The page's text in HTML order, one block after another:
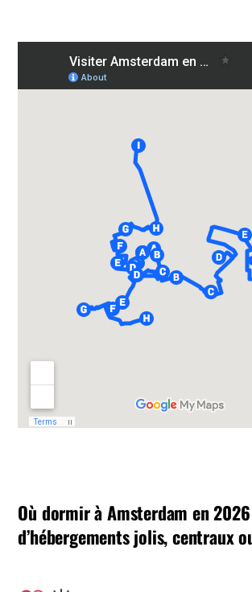
Où dormir à Amsterdam en
d’hébergements jolis, centraux